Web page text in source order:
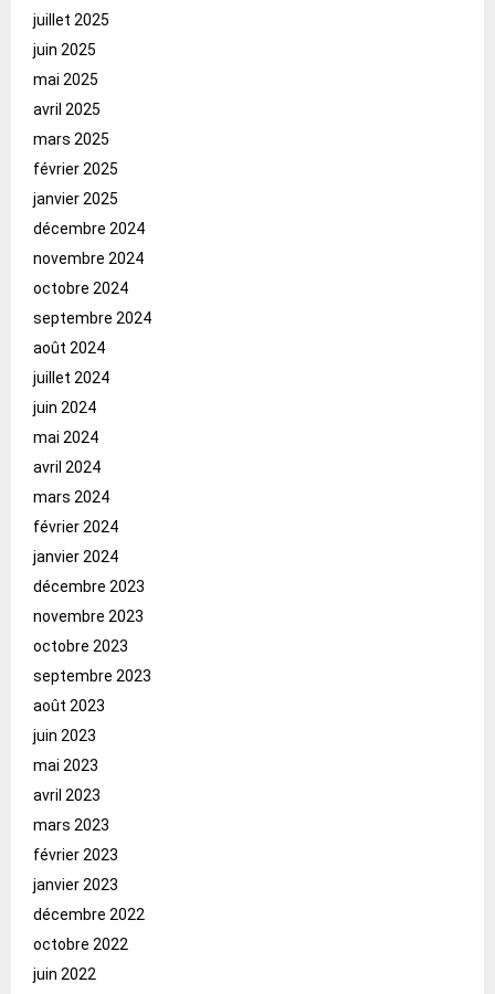
juillet 2025
juin 2025
mai 2025
avril 2025
mars 2025
février 2025
janvier 2025
décembre 2024
novembre 2024
octobre 2024
septembre 2024
août 2024
juillet 2024
juin 2024
mai 2024
avril 2024
mars 2024
février 2024
janvier 2024
décembre 2023
novembre 2023
octobre 2023
septembre 2023
août 2023
juin 2023
mai 2023
avril 2023
mars 2023
février 2023
janvier 2023
décembre 2022
octobre 2022
juin 2022